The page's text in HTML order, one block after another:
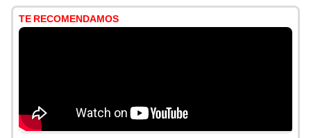
TE RECOMENDAMOS